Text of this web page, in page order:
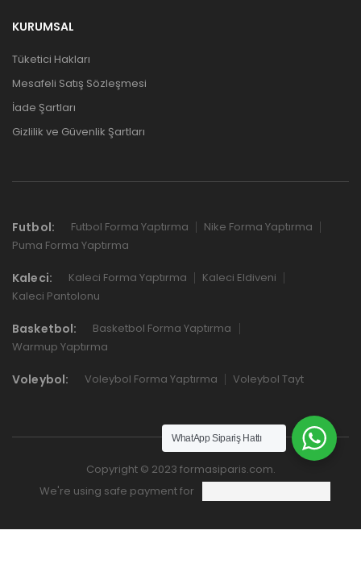
KURUMSAL
Tüketici Hakları
Mesafeli Satış Sözleşmesi
İade Şartları
Gizlilik ve Güvenlik Şartları
Futbol: Futbol Forma Yaptırma
Nike Forma Yaptırma
Puma Forma Yaptırma
Kaleci: Kaleci Forma Yaptırma
Kaleci Eldiveni
Kaleci Pantolonu
Basketbol:
Basketbol Forma Yaptırma
Warmup Yaptırma
Voleybol: Voleybol Forma Yaptırma Voleybol Tayt
Copyright © 2023 formasiparis.com.
We're using safe payment for
WhatApp Sipariş Hattı